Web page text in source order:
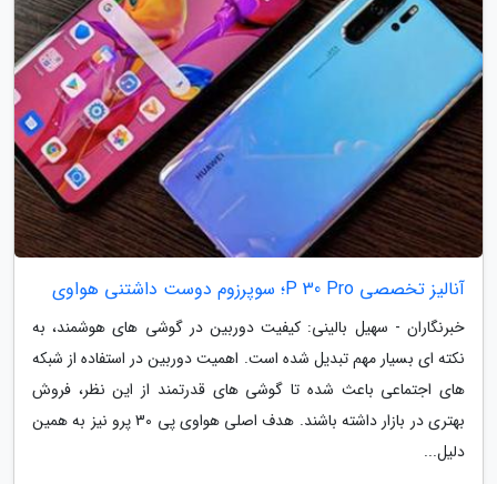
آنالیز تخصصی P 30 Pro؛ سوپرزوم دوست داشتنی هواوی
خبرنگاران - سهیل بالینی: کیفیت دوربین در گوشی های هوشمند، به
نکته ای بسیار مهم تبدیل شده است. اهمیت دوربین در استفاده از شبکه
های اجتماعی باعث شده تا گوشی های قدرتمند از این نظر، فروش
بهتری در بازار داشته باشند. هدف اصلی هواوی پی 30 پرو نیز به همین
دلیل...